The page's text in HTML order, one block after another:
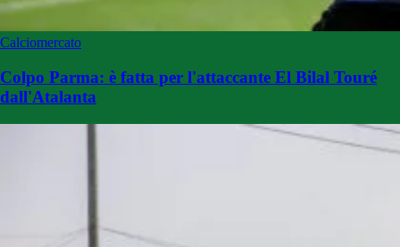
Calciomercato
Colpo Parma: è fatta per l'attaccante El Bilal Touré
dall'Atalanta